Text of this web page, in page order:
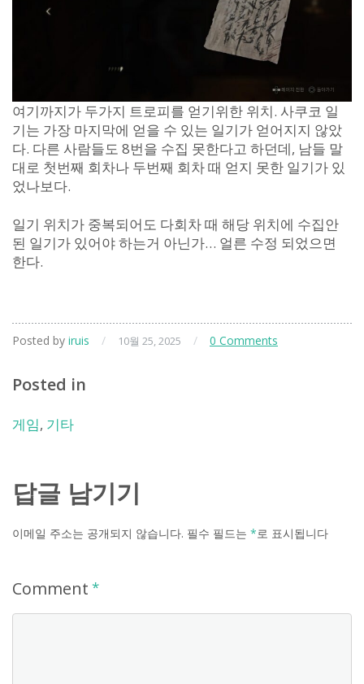
여기까지가 두가지 트로피를 얻기위한 위치. 사쿠코 일
기는 가장 마지막에 얻을 수 있는 일기가 얻어지지 않았
다. 다른 사람들도 8번을 수집 못한다고 하던데, 남들 말
대로 첫번째 회차나 두번째 회차 때 얻지 못한 일기가 있
었나보다.
일기 위치가 중복되어도 다회차 때 해당 위치에 수집안
된 일기가 있어야 하는거 아닌가… 얼른 수정 되었으면
한다.
Posted by iruis / 10월 25, 2025 / 0 Comments
Posted in
게임, 기타
답글 남기기
이메일 주소는 공개되지 않습니다. 필수 필드는 *로 표시됩니다
Comment *